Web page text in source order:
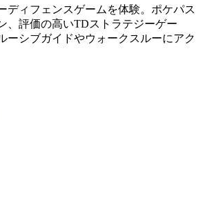
ディフェンスゲームを体験。ポケパス
、評価の高いTDストラテジーゲー
ーシブガイドやウォークスルーにアク